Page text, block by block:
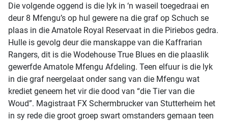
Die volgende oggend is die lyk in ‘n waseil toegedraai en
deur 8 Mfengu’s op hul gewere na die graf op Schuch se
plaas in die Amatole Royal Reservaat in die Piriebos gedra.
Hulle is gevolg deur die manskappe van die Kaffrarian
Rangers, dit is die Wodehouse True Blues en die plaaslik
gewerfde Amatole Mfengu Afdeling. Teen elfuur is die lyk
in die graf neergelaat onder sang van die Mfengu wat
krediet geneem het vir die dood van “die Tier van die
Woud”. Magistraat FX Schermbrucker van Stutterheim het
in sy rede die groot groep swart omstanders gemaan teen